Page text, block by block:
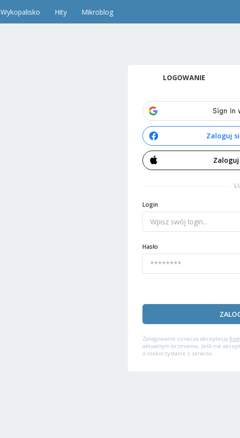
Wykopalisko Hity Mikroblog
LOGOWANIE
Zaloguj
Login
Hasło
Zalogowanie oznacza akceptację
aktualnym brzmieniu. Jeśli nie
o niekorzystanie z serwisu.